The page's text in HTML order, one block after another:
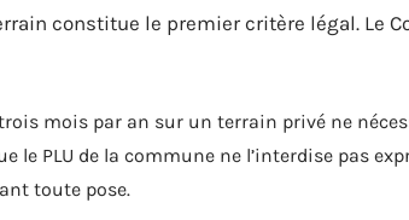
constitue le premier critère légal. Le
mois par an sur un terrain privé ne
le PLU de la commune ne l’interdise pas
toute pose.